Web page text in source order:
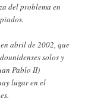
del problema en
abril de 2002, que
solos y
Pablo II)
lugar en el